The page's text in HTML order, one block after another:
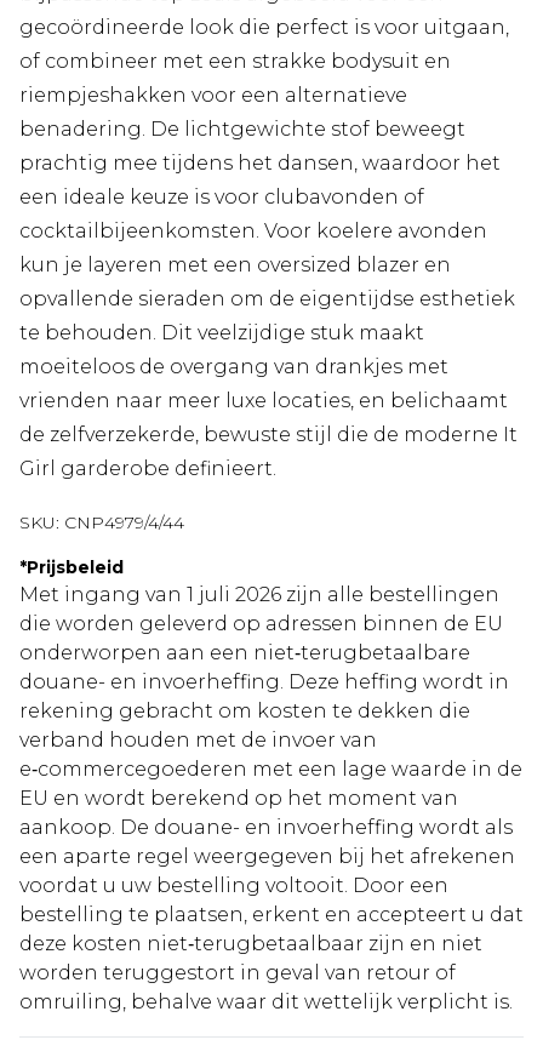
gecoördineerde look die perfect is voor uitgaan,
of combineer met een strakke bodysuit en
riempjeshakken voor een alternatieve
benadering. De lichtgewichte stof beweegt
prachtig mee tijdens het dansen, waardoor het
een ideale keuze is voor clubavonden of
cocktailbijeenkomsten. Voor koelere avonden
kun je layeren met een oversized blazer en
opvallende sieraden om de eigentijdse esthetiek
te behouden. Dit veelzijdige stuk maakt
moeiteloos de overgang van drankjes met
vrienden naar meer luxe locaties, en belichaamt
de zelfverzekerde, bewuste stijl die de moderne It
Girl garderobe definieert.
SKU: CNP4979/4/44
*Prijsbeleid
Met ingang van 1 juli 2026 zijn alle bestellingen
die worden geleverd op adressen binnen de EU
onderworpen aan een niet‑terugbetaalbare
douane- en invoerheffing. Deze heffing wordt in
rekening gebracht om kosten te dekken die
verband houden met de invoer van
e‑commercegoederen met een lage waarde in de
EU en wordt berekend op het moment van
aankoop. De douane- en invoerheffing wordt als
een aparte regel weergegeven bij het afrekenen
voordat u uw bestelling voltooit. Door een
bestelling te plaatsen, erkent en accepteert u dat
deze kosten niet‑terugbetaalbaar zijn en niet
worden teruggestort in geval van retour of
omruiling, behalve waar dit wettelijk verplicht is.